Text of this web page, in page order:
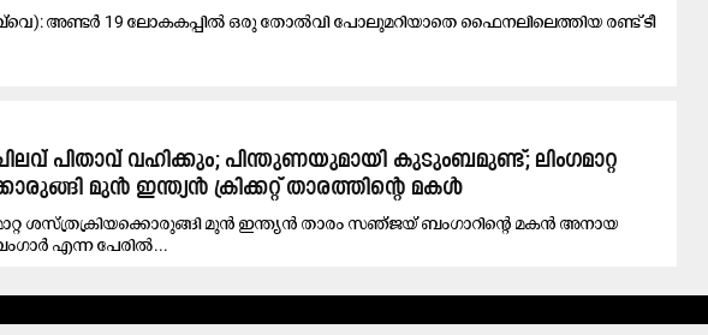
അ​ണ്ട​ർ 19 ലോ​ക​ക​പ്പി​ൽ ഒ​രു തോ​ൽ​വി പോ​ലു​മ​റി​യാ​തെ ഫൈ​ന​ലി​ലെ​ത്തി​യ ര​ണ്ട് ടീ​
പിതാവ് വഹിക്കും; പിന്തുണയുമായി കുടുംബമുണ്ട്; ലിംഗമാറ്റ
മുൻ ഇന്ത്യൻ ക്രിക്കറ്റ് താരത്തിന്റെ മകൾ
ശസ്ത്രക്രിയക്കൊരുങ്ങി മുൻ ഇന്ത്യൻ താരം സഞ്ജയ് ബംഗാറിന്റെ മകൻ അനായ
എന്ന പേരിൽ...